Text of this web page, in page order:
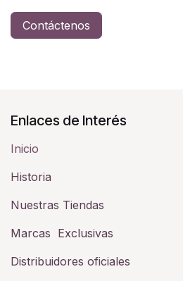
Contáctenos
Enlaces de Interés
Inicio
Historia​
Nuestras Tiendas
Marcas Exclusivas
Distribuidores oficiales